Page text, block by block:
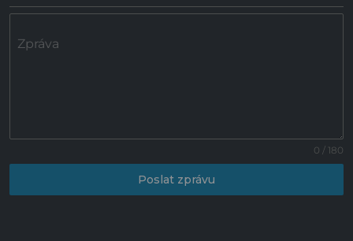
Zpráva
0 / 180
Poslat zprávu